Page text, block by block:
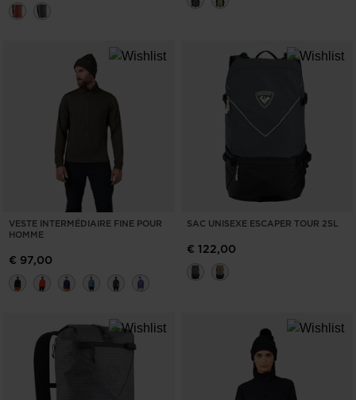
VESTE INTERMÉDIAIRE FINE POUR
HOMME
€ 97,00
SAC UNISEXE ESCAPER TOUR 25L
€ 122,00